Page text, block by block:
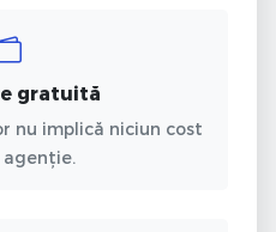
gratuită
nu implică niciun cost